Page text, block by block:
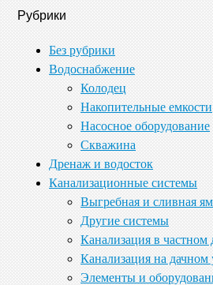
Рубрики
Без рубрики
Водоснабжение
Колодец
Накопительные емкости
Насосное оборудование
Скважина
Дренаж и водосток
Канализационные системы
Выгребная и сливная
Другие системы
Канализация в частном
Канализация на дачном
Элементы и